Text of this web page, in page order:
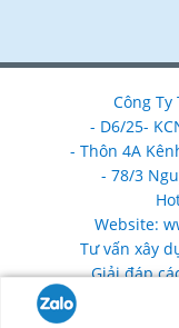
Công Ty
- D6/25-
- Thôn 4A
- 78/3
Website:
Tư vấn xây
Giải đáp
Nhận làm mới,